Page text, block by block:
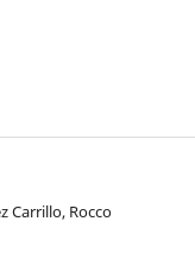
Carrillo, Rocco